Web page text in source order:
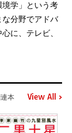
境学」という考
な分野でアドバ
に、テレビ、
本 View All